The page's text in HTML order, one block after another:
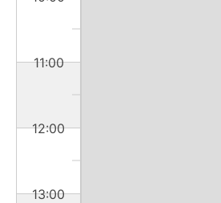
11:00
12:00
13:00